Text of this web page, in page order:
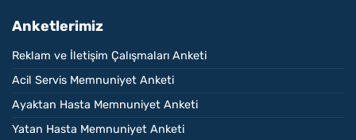
Anketlerimiz
Reklam ve İletişim Çalışmaları Anketi
Acil Servis Memnuniyet Anketi
Ayaktan Hasta Memnuniyet Anketi
Yatan Hasta Memnuniyet Anketi